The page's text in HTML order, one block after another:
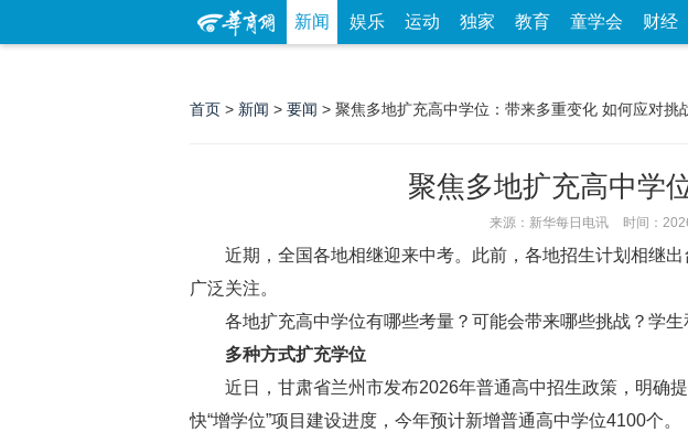
新闻 娱乐 运动 独家 教育 童学会 财经
首页 > 新闻 > 要闻 > 聚焦多地扩充高中学位：带来多重变化 如何应对挑
聚焦多地扩充高中学
来源：新华每日电讯 时间：
近期，全国各地相继迎来中考。此前，各地招生计划相继
广泛关注。
各地扩充高中学位有哪些考量？可能会带来哪些挑战？学
多种方式扩充学位
近日，甘肃省兰州市发布2026年普通高中招生政策，明确
快“增学位”项目建设进度，今年预计新增普通高中学位4100个。